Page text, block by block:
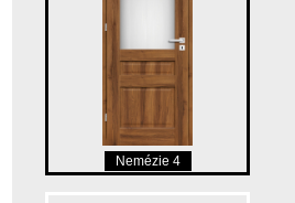
Nemézie 4